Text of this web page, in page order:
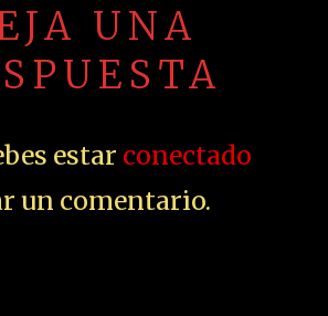
UNA
estar conectado
un comentario.